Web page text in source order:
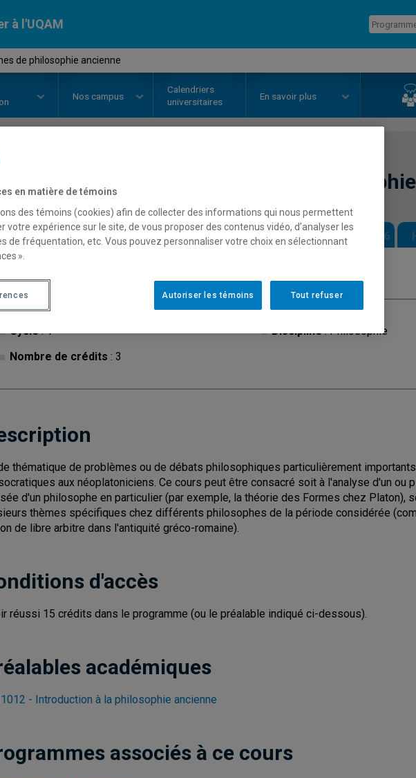
à l'UQAM
de philosophie ancienne
Nos campus
Calendriers
universitaires
En savoir plus
PHI4257 Problèmes de
Description Horaire - Été 2026 Horaire - Automne 2026
Cycle: 1
Nombre de crédits : 3
Discipline: Philosophie
thématique de problèmes ou de débats philosophiques particulièrement
aux néoplatoniciens. Ce cours peut être consacré soit à l'analyse d'un ou
d'un philosophe en particulier (par exemple, la théorie des Formes chez Platon),
thèmes spécifiques chez différents philosophes de la période considérée
de libre arbitre dans l'antiquité gréco-romaine).
d'accès
réussi 15 crédits dans le programme (ou le préalable indiqué ci-dessous).
académiques
- Introduction à la philosophie ancienne
associés à ce cours
en matière de témoins
des témoins (cookies) afin de collecter des informations qui nous permettent
votre expérience sur le site, de vous proposer des contenus vidéo, d’analyser les
de fréquentation, etc. Vous pouvez personnaliser votre choix en sélectionnant
».
Tout refuser
Autoriser les témoins